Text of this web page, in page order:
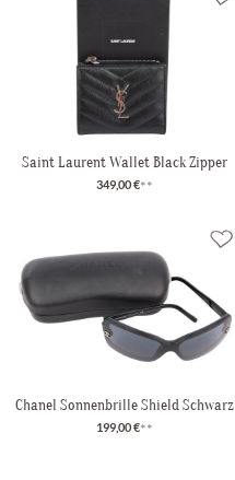
Saint Laurent Wallet Black Zipper
349,00 €**
Chanel Sonnenbrille Shield Schwarz
199,00 €**